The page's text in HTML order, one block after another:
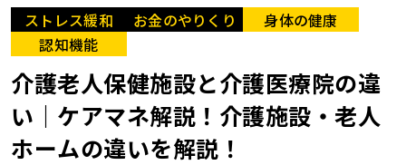
ストレス緩和 お金のやりくり
身体の健康
認知機能
介護老人保健施設と介護医療院の違
い｜ケアマネ解説！介護施設・老人
ホームの違いを解説！